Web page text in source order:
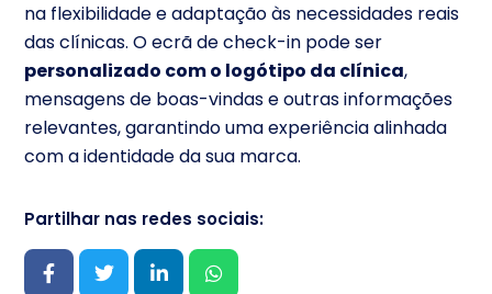
na flexibilidade e adaptação às necessidades reais
das clínicas. O ecrã de check-in pode ser
personalizado com o logótipo da clínica,
mensagens de boas-vindas e outras informações
relevantes, garantindo uma experiência alinhada
com a identidade da sua marca.
Partilhar nas redes sociais: